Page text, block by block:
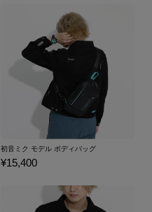
初音ミク モデル ボディバッグ
¥15,400